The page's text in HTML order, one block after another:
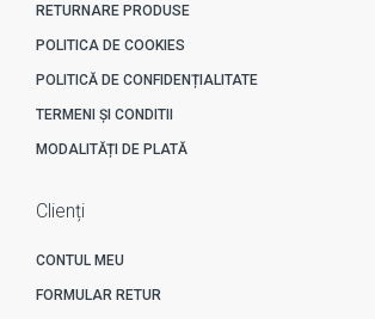
RETURNARE PRODUSE
POLITICA DE COOKIES
POLITICĂ DE CONFIDENȚIALITATE
TERMENI ȘI CONDITII
MODALITĂȚI DE PLATĂ
Clienți
CONTUL MEU
FORMULAR RETUR